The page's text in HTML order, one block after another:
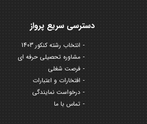
دسترسی سریع پرواز
انتخاب رشته کنکور 1403
مشاوره تحصیلی حرفه ای
فرصت شغلی
افتخارات و اعتبارات
درخواست نمایندگی
تماس با ما